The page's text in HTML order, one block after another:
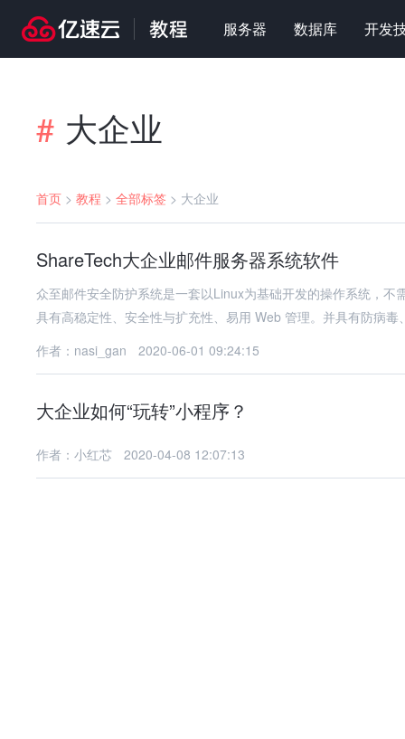
服务器 数据库 开发
# 大企业
首页 > 教程 > 全部标签 > 大企业
ShareTech大企业邮件服务器系统软件
众至邮件安全防护系统是一套以Linux为基础开发的操作系统，
具有高稳定性、安全性与扩充性、易用 Web 管理。并具有防病毒
作者：nasi_gan
2020-06-01 09:24:15
大企业如何“玩转”小程序？
作者：小红芯 2020-04-08 12:07:13